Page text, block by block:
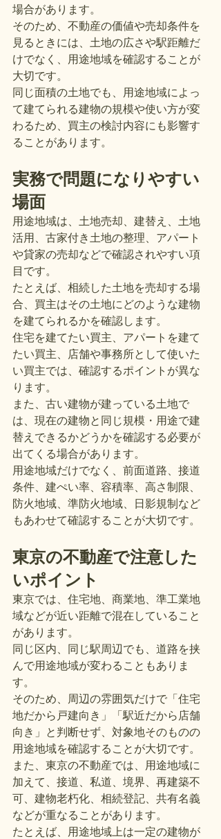
場合があります。
そのため、不動産の価値や売却条件を
見るときには、土地の広さや駅距離だ
けでなく、用途地域を確認することが
大切です。
同じ面積の土地でも、用途地域によっ
て建てられる建物の規模や使い方が変
わるため、買主の検討内容にも影響す
ることがあります。
実務で問題になりやすい
場面
用途地域は、土地売却、建替え、土地
活用、古家付き土地の整理、アパート
や貸家の売却などで確認されやすい項
目です。
たとえば、相続した土地を売却する場
合、買主はその土地にどのような建物
を建てられるかを確認します。
住宅を建てたい買主、アパートを建て
たい買主、店舗や事務所として使いた
い買主では、確認するポイントが異な
ります。
また、古い建物が建っている土地で
は、現在の建物と同じ規模・用途で建
替えできるかどうかを確認する必要が
出てくる場合があります。
用途地域だけでなく、前面道路、接道
条件、建ぺい率、容積率、高さ制限、
防火地域、準防火地域、日影規制など
もあわせて確認することが大切です。
東京の不動産で注意した
いポイント
東京では、住宅地、商業地、準工業地
域などが近い距離で混在していること
があります。
同じ区内、同じ駅周辺でも、道路を挟
んで用途地域が変わることもありま
す。
そのため、周辺の雰囲気だけで「住宅
地だから戸建向き」「駅近だから店舗
向き」と判断せず、対象地そのものの
用途地域を確認することが大切です。
また、東京の不動産では、用途地域に
加えて、接道、私道、境界、再建築不
可、建物老朽化、相続登記、共有名義
などが重なることがあります。
たとえば、用途地域上は一定の建物が